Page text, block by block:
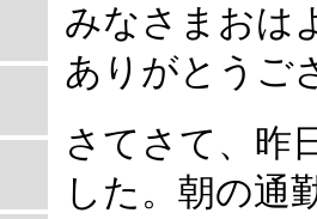
みなさまおは
ありがとうご
さてさて、昨
した。朝の通